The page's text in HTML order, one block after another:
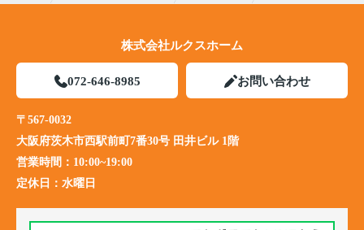
株式会社ルクスホーム
072-646-8985 お問い合わせ
〒567-0032
大阪府茨木市西駅前町7番30号 田井ビル 1階
営業時間： 10:00~19:00
定休日： 水曜日